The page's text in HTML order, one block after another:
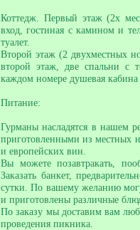
Коттедж. Первый этаж (2х
вход, гостиная с камином и
туалет.
Второй этаж (2 двухместных
второй этаж, две спальни с
каждом номере душевая кабина
Питание:
Гурманы насладятся в нашем
приготовленными из местных
и европейских вин.
Вы можете позавтракать,
Заказать банкет,
сутки. По вашему желанию
и приготовлены различные
По заказу мы доставим вам
проведения пикника.